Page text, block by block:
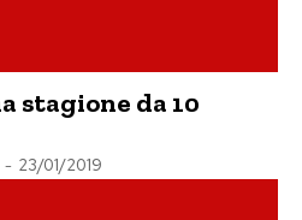
stagione da 10
- 23/01/2019